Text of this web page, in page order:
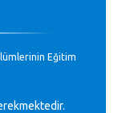
Eğitim